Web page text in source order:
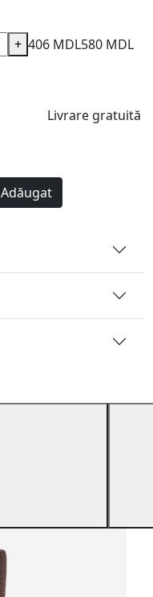
406 MDL580 MDL
+
Livrare gratuită
Adăugat